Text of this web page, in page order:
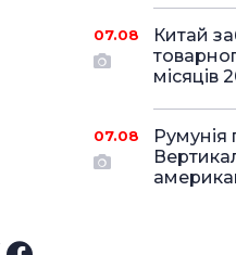
07.08
Китай
місяців
07.08
Румунія